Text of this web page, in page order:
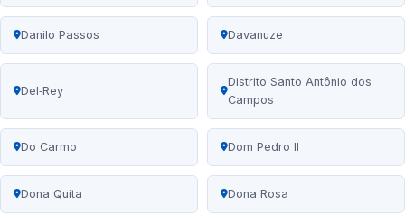
Danilo Passos Davanuze
Del‑Rey
Distrito Santo Antônio dos
Campos
Do Carmo Dom Pedro II
Dona Quita Dona Rosa